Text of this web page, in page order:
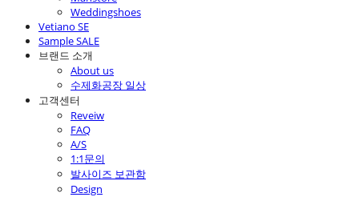
Weddingshoes
Vetiano SE
Sample SALE
브랜드 소개
About us
수제화공장 일상
고객센터
Reveiw
FAQ
A/S
1:1문의
발사이즈 보관함
Design